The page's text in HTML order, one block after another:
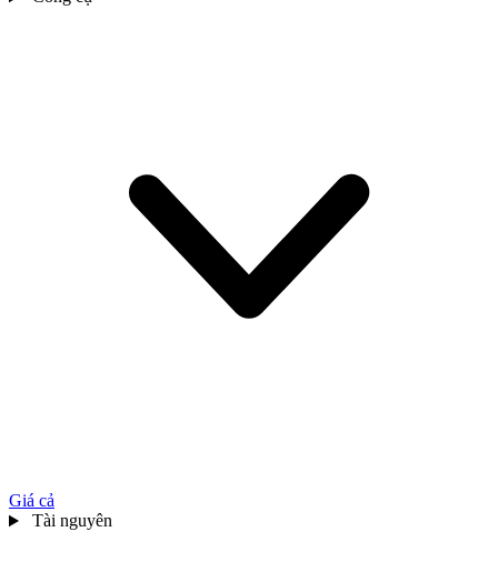
Giá cả
Tài nguyên